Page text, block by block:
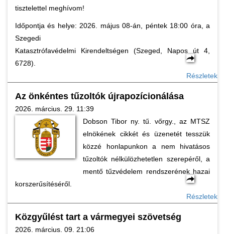
tisztelettel meghívom!
Időpontja és helye: 2026. május 08-án, péntek 18:00 óra, a
Szegedi
Katasztrófavédelmi Kirendeltségen (Szeged, Napos út 4,
6728).
Részletek
Az önkéntes tűzoltók újrapozícionálása
2026. március. 29. 11:39
Dobson Tibor ny. tű. vőrgy., az MTSZ
elnökének cikkét és üzenetét tesszük
közzé honlapunkon a nem hivatásos
tűzoltók nélkülözhetetlen szerepéről, a
mentő tűzvédelem rendszerének hazai
korszerűsítéséről.
Részletek
Közgyűlést tart a vármegyei szövetség
2026. március. 09. 21:06